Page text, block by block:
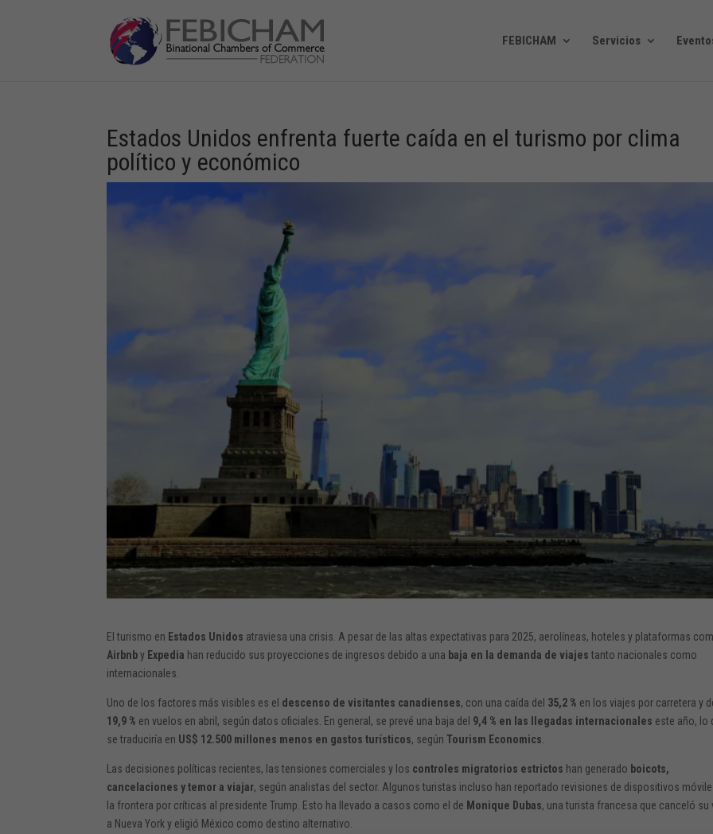
FEBICHAM Servicios
Estados Unidos enfrenta fuerte caída en el turismo por clima
político y económico
El turismo en Estados Unidos atraviesa una crisis. A pesar de las altas expectativas para 2025, aerolíneas, hoteles y plataformas
Airbnby Expedia han reducido sus proyecciones de ingresos debido a una baja en la demanda de viajes tanto nacionales como
internacionales.
Uno de los factores más visibles es el descenso de visitantes canadienses, con una caída del 35,2 % en los viajes por carretera y
19,9 % en vuelos en abril, según datos oficiales. En general, se prevé una baja del 9,4 % en las llegadas internacionales este año, lo
se traduciría en US$ 12.500 millones menos en gastos turísticos, segúnTourism Economics
Las decisiones políticas recientes, las tensiones comerciales y los controles migratorios estrictos han generado boicots,
cancelaciones y temor a viajar, según analistas del sector. Algunos turistas incluso han reportado revisiones de dispositivos
la frontera por críticas al presidente Trump. Esto ha llevado a casos como el de Monique Dubas, una turista francesa que canceló su
a Nueva York y eligió México como destino alternativo.